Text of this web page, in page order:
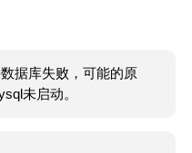
据库失败，可能的原
未启动。